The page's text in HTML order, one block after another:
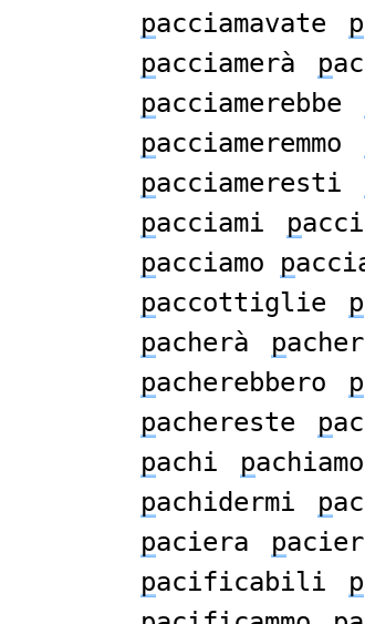
pacciamavate p
pacciamerà p
pacciamerebbe
pacciameremmo
pacciameresti
pacciami p
pacciamo p
paccottiglie p
pacherà p
pacherebbero p
pachereste p
pachi pachiamo
pachidermi p
paciera p
pacificabili p